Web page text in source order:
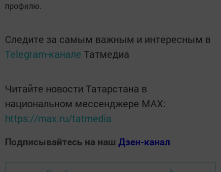
профилю.
Следите за самым важным и интересным в
Telegram-канале Татмедиа
Читайте новости Татарстана в
национальном мессенджере MАХ:
https://max.ru/tatmedia
Подписывайтесь на наш Дзен-канал